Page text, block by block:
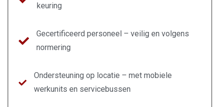
keuring
Gecertificeerd personeel – veilig en volgens
normering
Ondersteuning op locatie – met mobiele
werkunits en servicebussen